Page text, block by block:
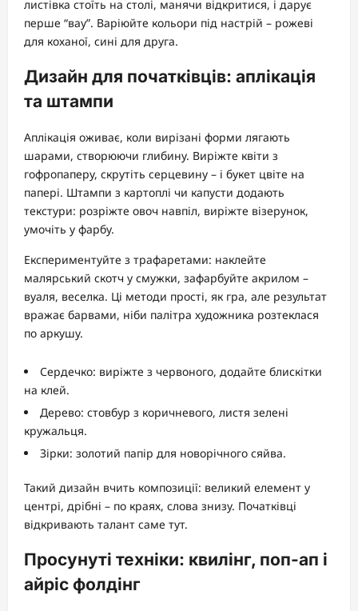
листівка стоїть на столі, манячи відкритися, і дарує
перше “вау”. Варіюйте кольори під настрій – рожеві
для коханої, сині для друга.
Дизайн для початківців: аплікація
та штампи
Аплікація оживає, коли вирізані форми лягають
шарами, створюючи глибину. Виріжте квіти з
гофропаперу, скрутіть серцевину – і букет цвіте на
папері. Штампи з картоплі чи капусти додають
текстури: розріжте овоч навпіл, виріжте візерунок,
умочіть у фарбу.
Експериментуйте з трафаретами: наклейте
малярський скотч у смужки, зафарбуйте акрилом –
вуаля, веселка. Ці методи прості, як гра, але результат
вражає барвами, ніби палітра художника розтеклася
по аркушу.
Сердечко: виріжте з червоного, додайте блискітки
на клей.
Дерево: стовбур з коричневого, листя зелені
кружальця.
Зірки: золотий папір для новорічного сяйва.
Такий дизайн вчить композиції: великий елемент у
центрі, дрібні – по краях, слова знизу. Початківці
відкривають талант саме тут.
Просунуті техніки: квилінг, поп-ап і
айріс фолдінг